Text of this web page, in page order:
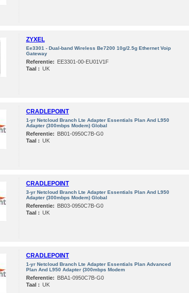
ZYXEL
Ee3301 - Dual-band Wireless Be7200 10g/2.5g Ethernet Voip
Gateway
Referentie: EE3301-00-EU01V1F
Taal : UK
CRADLEPOINT
1-yr Netcloud Branch Lte Adapter Essentials Plan And L950
Adapter (300mbps Modem) Global
Referentie: BB01-0950C7B-G0
Taal : UK
CRADLEPOINT
3-yr Netcloud Branch Lte Adapter Essentials Plan And L950
Adapter (300mbps Modem) Global
Referentie: BB03-0950C7B-G0
Taal : UK
CRADLEPOINT
1-yr Netcloud Branch Lte Adapter Essentials Plan Advanced
Plan And L950 Adapter (300mbps Modem
Referentie: BBA1-0950C7B-G0
Taal : UK